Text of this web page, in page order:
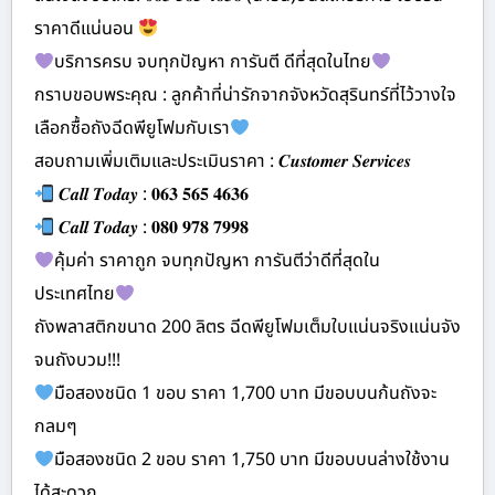
ราคาดีแน่นอน
บริการครบ จบทุกปัญหา การันตี ดีที่สุดในไทย
กราบขอบพระคุณ : ลูกค้าที่น่ารักจากจังหวัดสุรินทร์ที่ไว้วางใจ
เลือกซื้อถังฉีดพียูโฟมกับเรา
สอบถามเพิ่มเติมและประเมินราคา : 𝑪𝒖𝒔𝒕𝒐𝒎𝒆𝒓 𝑺𝒆𝒓𝒗𝒊𝒄𝒆𝒔
𝑪𝒂𝒍𝒍 𝑻𝒐𝒅𝒂𝒚 : 𝟎𝟔𝟑 𝟓𝟔𝟓 𝟒𝟔𝟑𝟔
𝑪𝒂𝒍𝒍 𝑻𝒐𝒅𝒂𝒚 : 𝟎𝟖𝟎 𝟗𝟕𝟖 𝟕𝟗𝟗𝟖
คุ้มค่า ราคาถูก จบทุกปัญหา การันตีว่าดีที่สุดใน
ประเทศไทย
ถังพลาสติกขนาด 200 ลิตร ฉีดพียูโฟมเต็มใบแน่นจริงแน่นจัง
จนถังบวม!!!
มือสองชนิด 1 ขอบ ราคา 1,700 บาท มีขอบบนก้นถังจะ
กลมๆ
มือสองชนิด 2 ขอบ ราคา 1,750 บาท มีขอบบนล่างใช้งาน